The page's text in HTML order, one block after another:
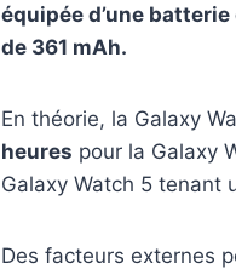
équipée d’une
de 361 mAh.
En théorie, la Galaxy
heures pour la Galaxy
Galaxy Watch 5 tenant
Des facteurs externes